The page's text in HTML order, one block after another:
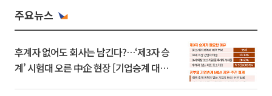
주요뉴스
후계자 없어도 회사는 남긴다?…‘제3자 승
계’ 시험대 오른 中企 현장 [기업승계 대전